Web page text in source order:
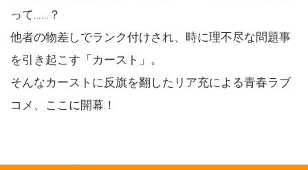
って……？
他者の物差しでランク付けされ、時に理不尽な問題事
を引き起こす「カースト」。
そんなカーストに反旗を翻したリア充による青春ラブ
コメ、ここに開幕！